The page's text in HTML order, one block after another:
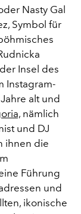
Nasty Gal
Symbol für
Insel des
Instagram-
alt und
nämlich
und DJ
ihnen die
Führung
und
ikonische